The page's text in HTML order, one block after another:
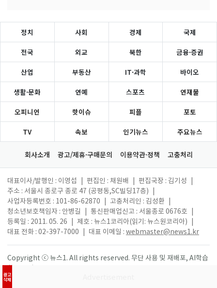
광고
삭제
정치 사회 경제 국제
전국 외교 북한 금융·증권
산업 부동산 IT·과학 바이오
생활·문화 연예 스포츠 연재물
오피니언 핫이슈 피플 포토
TV 속보 인기뉴스 주요뉴스
회사소개 광고/제휴·구매문의 이용약관·정책 고충처리
대표이사/발행인 : 이영섭 편집인 : 채원배 편집국장 : 김기성
주소 : 서울시 종로구 종로 47 (공평동,SC빌딩17층)
사업자등록번호 : 101-86-62870
고충처리인 : 김성환
청소년보호책임자 : 안병길
통신판매업신고 : 서울종로 0676호
등록일 : 2011. 05. 26
제호 : 뉴스1코리아(읽기: 뉴스원코리아)
대표 전화 : 02-397-7000
대표 이메일 : webmaster@news1.kr
Copyright ⓒ 뉴스1. All rights reserved. 무단 사용 및 재배포, AI학습
활용 금지.